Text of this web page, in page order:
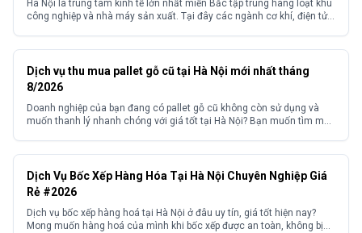
Hà Nội là trung tâm kinh tế lớn nhất miền Bắc tập trung hàng loạt khu
công nghiệp và nhà máy sản xuất. Tại đây các ngành cơ khí, điện tử,
Dịch vụ thu mua pallet gỗ cũ tại Hà Nội mới nhất tháng
8/2026
Doanh nghiệp của bạn đang có pallet gỗ cũ không còn sử dụng và
muốn thanh lý nhanh chóng với giá tốt tại Hà Nội? Bạn muốn tìm một
Dịch Vụ Bốc Xếp Hàng Hóa Tại Hà Nội Chuyên Nghiệp Giá
Rẻ #2026
Dịch vụ bốc xếp hàng hoá tại Hà Nội ở đâu uy tín, giá tốt hiện nay?
Mong muốn hàng hoá của mình khi bốc xếp được an toàn, không bị